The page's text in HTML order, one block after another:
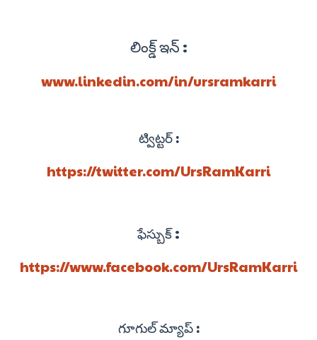
లింక్డ్ ఇన్ :
www.linkedin.com/in/ursramkarri
ట్విట్టర్ :
https://twitter.com/UrsRamKarri
ఫేస్బుక్:
https://www.facebook.com/UrsRamKarri
గూగుల్ మ్యాప్ :